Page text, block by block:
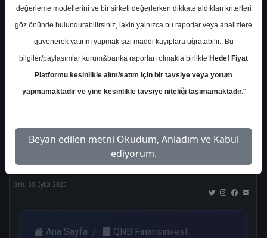
Kurum Sayısı
20
Al
8
Tut
2
End.
Get.
1
Endeks
Get.
5
Tavsiye
1
Salı, 30 Eylül 2025
Ana Sayfa
QNB Finansinvest
değerleme modellerini ve bir şirketi değerlerken dikkate aldıkları kriterleri
göz önünde bulundurabilirsiniz, lakin yalnızca bu raporlar veya analizlere
güvenerek yatırım yapmak sizi maddi kayıplara uğratabilir.. Bu
bilgiler/paylaşımlar kurum&banka raporları olmakla birlikte Hedef Fiyat
Platformu kesinlikle alım/satım için bir tavsiye veya yorum
yapmamaktadır ve yine kesinlikle tavsiye niteliği taşımamaktadır."
Beyan edilen metni Okudum, Anladım ve Kabul
ediyorum.